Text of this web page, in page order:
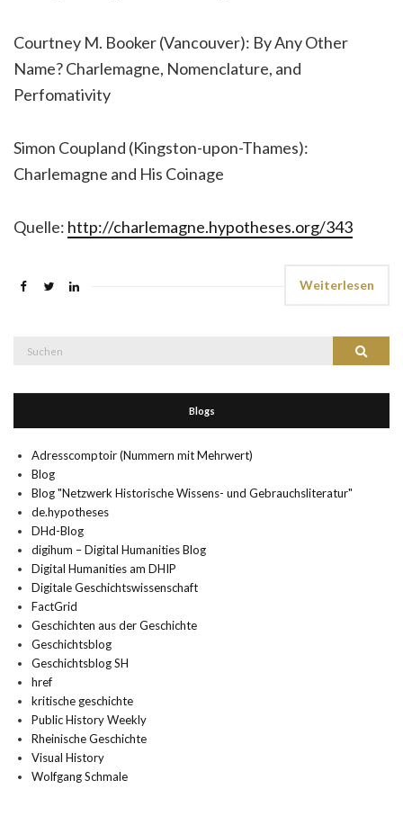
Courtney M. Booker (Vancouver): By Any Other
Name? Charlemagne, Nomenclature, and
Perfomativity
Simon Coupland (Kingston-upon-Thames):
Charlemagne and His Coinage
Quelle: http://charlemagne.hypotheses.org/343
Weiterlesen
Suchen
Blogs
Adresscomptoir (Nummern mit Mehrwert)
Blog
Blog "Netzwerk Historische Wissens- und Gebrauchsliteratur"
de.hypotheses
DHd-Blog
digihum – Digital Humanities Blog
Digital Humanities am DHIP
Digitale Geschichtswissenschaft
FactGrid
Geschichten aus der Geschichte
Geschichtsblog
Geschichtsblog SH
href
kritische geschichte
Public History Weekly
Rheinische Geschichte
Visual History
Wolfgang Schmale